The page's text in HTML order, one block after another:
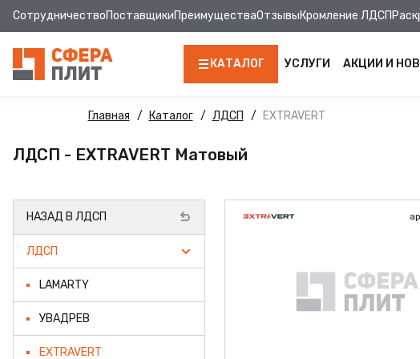
СотрудничествоПоставщикиПреимуществаОтзывыКромление ЛДСП
КАТАЛОГ
ЛДСП
КРОМКА
МДФ ПАНЕЛИ
УСЛУГИ АКЦИИ И
Главная Каталог ЛДСП EXTRAVERT
ЛДСП - EXTRAVERT Матовый
НАЗАД В ЛДСП
ЛДСП
LAMARTY
УВАДРЕВ
EXTRAVERT